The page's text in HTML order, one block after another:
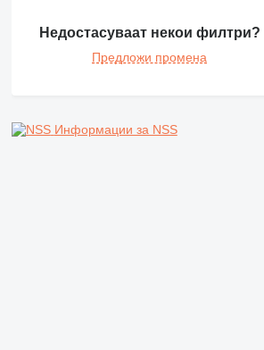
Недостасуваат некои филтри?
Предложи промена
Информации за NSS